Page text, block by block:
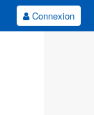
Connexion